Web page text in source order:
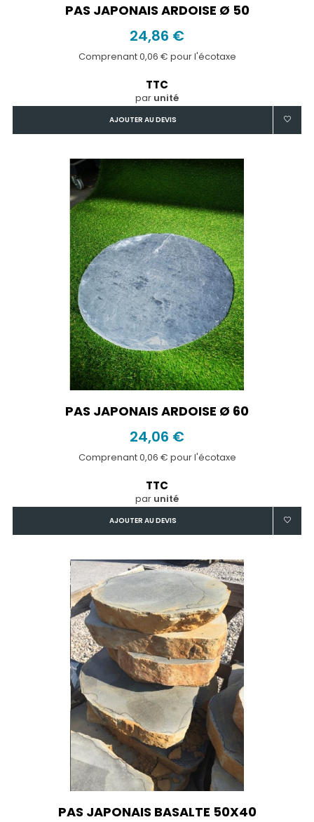
PAS JAPONAIS ARDOISE Ø 50
24,86 €
Comprenant 0,06 € pour l'écotaxe
TTC
par unité
AJOUTER AU DEVIS
PAS JAPONAIS ARDOISE Ø 60
24,06 €
Comprenant 0,06 € pour l'écotaxe
TTC
par unité
AJOUTER AU DEVIS
PAS JAPONAIS BASALTE 50X40